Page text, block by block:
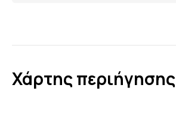
Χάρτης περιήγησης